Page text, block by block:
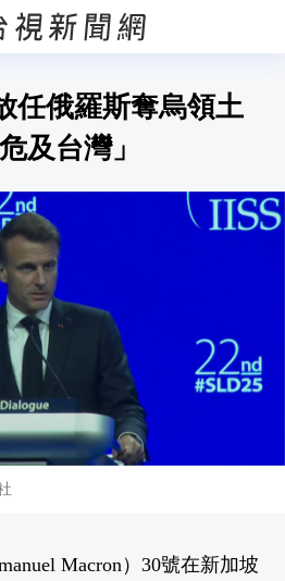
任俄羅斯奪烏領土
及台灣」
Macron）30號在新加坡